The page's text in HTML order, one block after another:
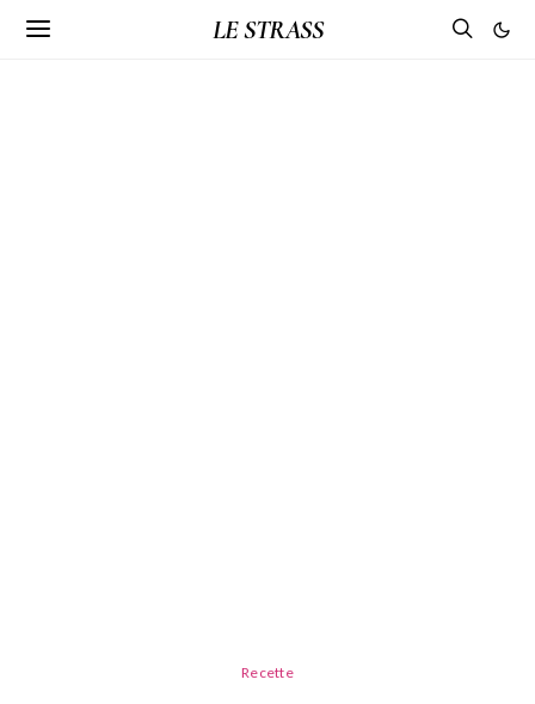
LE STRASS
Recette